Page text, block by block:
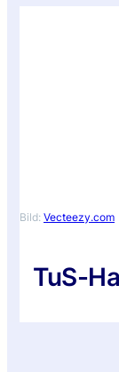
Bild: Vecteezy.com
TuS-